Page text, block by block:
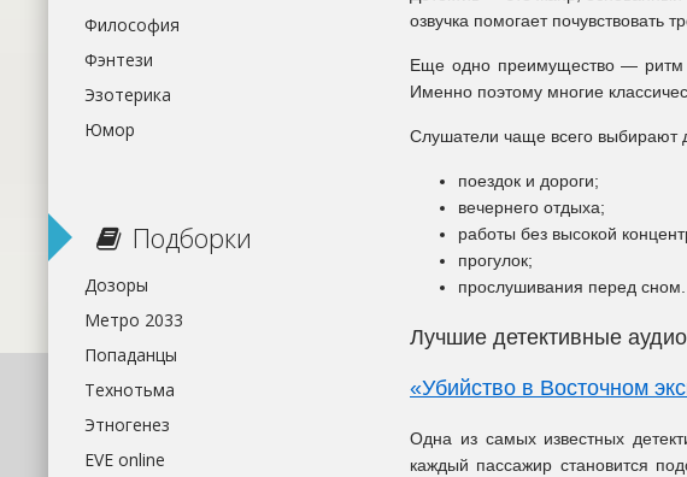
озвучка помогает
Еще одно преимущество — ритм
Именно поэтому многие
Слушатели чаще всего выбирают
поездок и дороги;
вечернего отдыха;
работы без высокой
прогулок;
прослушивания перед сном.
Лучшие детективные
«Убийство в Восточном
Одна из самых известных
каждый пассажир становится
Философия
Фэнтези
Эзотерика
Юмор
Подборки
Дозоры
Метро 2033
Попаданцы
Технотьма
Этногенез
EVE online